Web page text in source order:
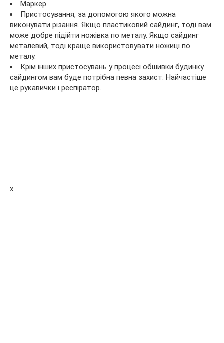
Маркер.
Пристосування, за допомогою якого можна
виконувати різання. Якщо пластиковий сайдинг, тоді вам
може добре підійти ножівка по металу. Якщо сайдинг
металевий, тоді краще використовувати ножиці по
металу.
Крім інших пристосувань у процесі обшивки будинку
сайдингом вам буде потрібна певна захист. Найчастіше
це рукавички і респіратор.
x